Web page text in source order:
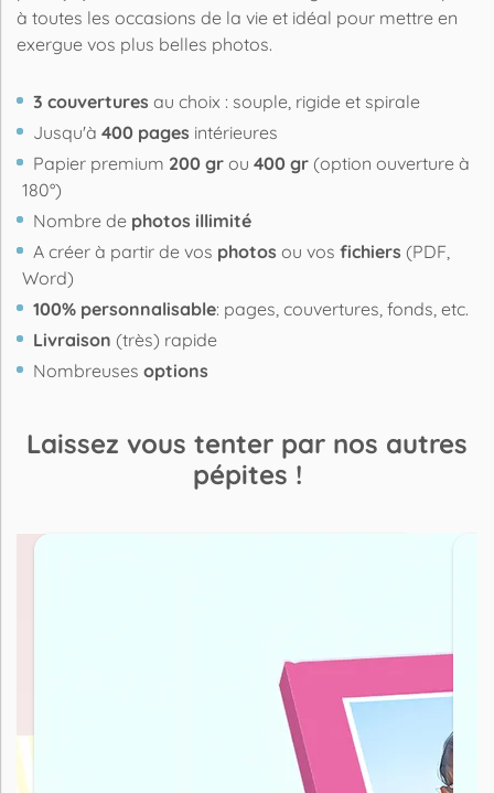
à toutes les occasions de la vie et idéal pour mettre en
exergue vos plus belles photos.
3 couvertures au choix : souple, rigide et spirale
Jusqu'à 400 pages intérieures
Papier premium 200 gr ou 400 gr (option ouverture à
180°)
Nombre de photos illimité
A créer à partir de vos photos ou vos fichiers (PDF,
Word)
100% personnalisable: pages, couvertures, fonds, etc.
Livraison (très) rapide
Nombreuses options
Laissez vous tenter par nos autres
pépites !